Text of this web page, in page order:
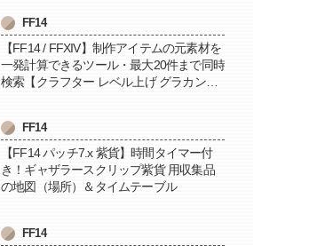
FF14
【FF14 / FFXIV】制作アイテムの元素材を
一発計算できるツール・最大20件まで同時
検索【クラフター レベル上げ グラカン納
FF14
【FF14 パッチ7.x 紫貨】時間タイマー付
き！ギャザラースクリップ紫貨 用収集品
の地図（場所）＆タイムテーブル
FF14